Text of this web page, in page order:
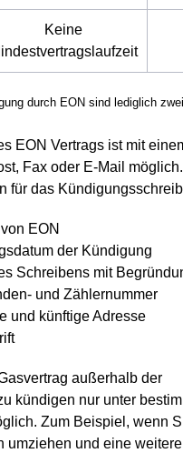
Keine
durch EON sind lediglich
EON Vertrags ist mit
Fax oder E-Mail
für das
EON
der Kündigung
Schreibens mit
und Zählernummer
und künftige Adresse
außerhalb der
kündigen nur unter
Zum Beispiel, wenn
umziehen und eine weitere